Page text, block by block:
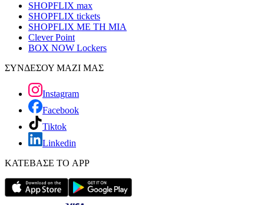
SHOPFLIX max
SHOPFLIX tickets
SHOPFLIX ΜΕ ΤΗ ΜΙΑ
Clever Point
BOX NOW Lockers
ΣΥΝΔΕΣΟΥ ΜΑΖΙ ΜΑΣ
Instagram
Facebook
Tiktok
Linkedin
ΚΑΤΕΒΑΣΕ ΤΟ APP